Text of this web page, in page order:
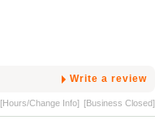
Write a review
[Hours/Change Info] [Business Closed]